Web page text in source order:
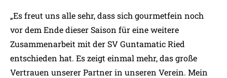
„Es freut uns alle sehr, dass sich gourmetfein noch
vor dem Ende dieser Saison für eine weitere
Zusammenarbeit mit der SV Guntamatic Ried
entschieden hat. Es zeigt einmal mehr, das große
Vertrauen unserer Partner in unseren Verein. Mein